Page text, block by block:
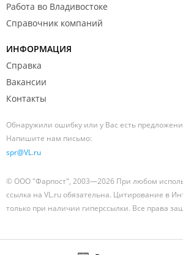
Работа во Владивостоке
Справочник компаний
ИНФОРМАЦИЯ
Справка
Вакансии
Контакты
Обнаружили ошибку или у Вас есть
Напишите нам письмо:
spr@VL.ru
© ООО "Фарпост", 2003—2026 При любом
ссылка на VL.ru обязательна. Цитирование в
только при наличии гиперссылки. Все права